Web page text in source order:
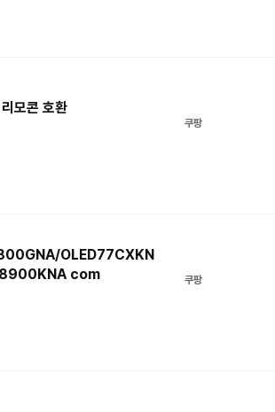
모콘 호환
쿠팡
OLED77CXKN
com
쿠팡